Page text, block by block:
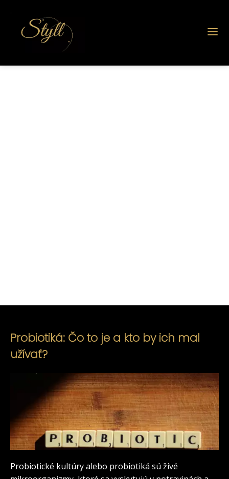
Probiotiká: Čo to je a kto by ich mal
užívať?
Probiotické kultúry alebo probiotiká sú živé